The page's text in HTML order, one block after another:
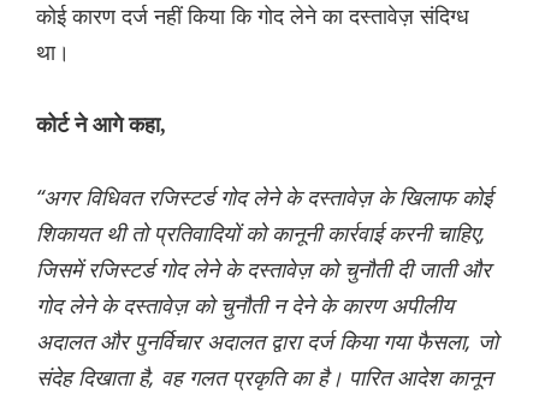
कोई कारण दर्ज नहीं किया कि गोद लेने का दस्तावेज़ संदिग्ध
था।
कोर्ट ने आगे कहा,
“अगर विधिवत रजिस्टर्ड गोद लेने के दस्तावेज़ के खिलाफ कोई
शिकायत थी तो प्रतिवादियों को कानूनी कार्रवाई करनी चाहिए,
जिसमें रजिस्टर्ड गोद लेने के दस्तावेज़ को चुनौती दी जाती और
गोद लेने के दस्तावेज़ को चुनौती न देने के कारण अपीलीय
अदालत और पुनर्विचार अदालत द्वारा दर्ज किया गया फैसला, जो
संदेह दिखाता है, वह गलत प्रकृति का है। पारित आदेश कानून